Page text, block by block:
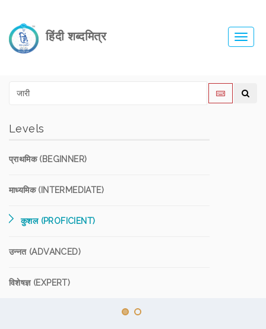
हिंदी शब्दमित्र
Levels
प्राथमिक (BEGINNER)
माध्यमिक (INTERMEDIATE)
कुशल (PROFICIENT)
उन्नत (ADVANCED)
विशेषज्ञ (EXPERT)